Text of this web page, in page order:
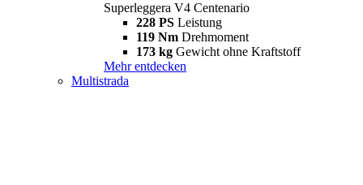
Superleggera V4 Centenario
228 PS Leistung
119 Nm Drehmoment
173 kg Gewicht ohne Kraftstoff
Mehr entdecken
Multistrada